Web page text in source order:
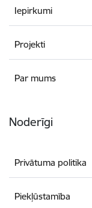
Iepirkumi
Projekti
Par mums
Noderīgi
Privātuma politika
Piekļūstamība